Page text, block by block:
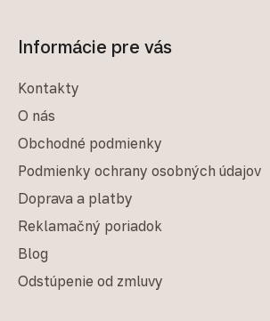
Informácie pre vás
Kontakty
O nás
Obchodné podmienky
Podmienky ochrany osobných údajov
Doprava a platby
Reklamačný poriadok
Blog
Odstúpenie od zmluvy